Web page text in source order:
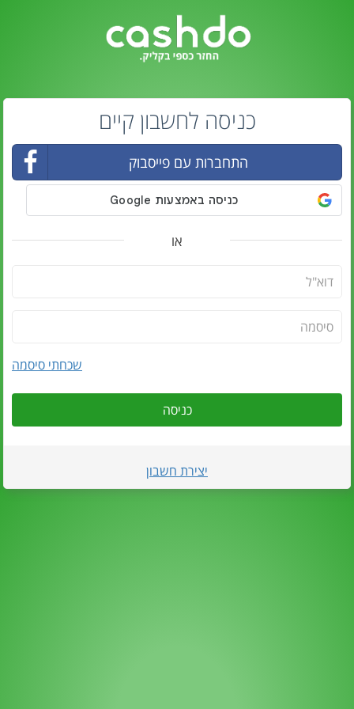
כניסה לחשבון קיים
התחברות עם פייסבוק
או
שכחתי סיסמה
כניסה
יצירת חשבון